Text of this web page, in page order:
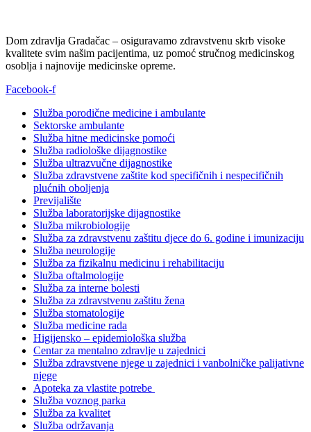
Dom zdravlja Gradačac – osiguravamo zdravstvenu skrb visoke
kvalitete svim našim pacijentima, uz pomoć stručnog medicinskog
osoblja i najnovije medicinske opreme.
Facebook-f
Služba porodične medicine i ambulante
Sektorske ambulante
Služba hitne medicinske pomoći
Služba radiološke dijagnostike
Služba ultrazvučne dijagnostike
Služba zdravstvene zaštite kod specifičnih i nespecifičnih
plućnih oboljenja
Previjalište
Služba laboratorijske dijagnostike
Služba mikrobiologije
Služba za zdravstvenu zaštitu djece do 6. godine i imunizaciju
Služba neurologije
Služba za fizikalnu medicinu i rehabilitaciju
Služba oftalmologije
Služba za interne bolesti
Služba za zdravstvenu zaštitu žena
Služba stomatologije
Služba medicine rada
Higijensko – epidemiološka služba
Centar za mentalno zdravlje u zajednici
Služba zdravstvene njege u zajednici i vanbolničke palijativne
njege
Apoteka za vlastite potrebe
Služba voznog parka
Služba za kvalitet
Služba održavanja